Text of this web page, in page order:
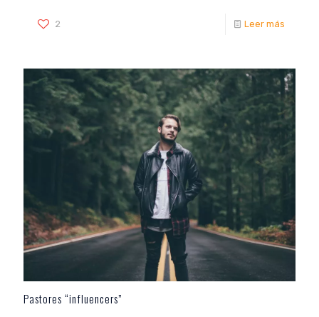
2 Leer más
Pastores “influencers”